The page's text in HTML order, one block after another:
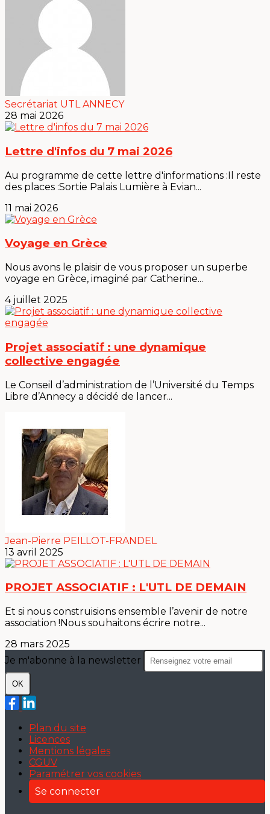
Secrétariat UTL ANNECY
28 mai 2026
Lettre d'infos du 7 mai 2026
Au programme de cette lettre d'informations :Il reste
des places :Sortie Palais Lumière à Evian...
11 mai 2026
Voyage en Grèce
Nous avons le plaisir de vous proposer un superbe
voyage en Grèce, imaginé par Catherine...
4 juillet 2025
Projet associatif : une dynamique
collective engagée
Le Conseil d’administration de l’Université du Temps
Libre d’Annecy a décidé de lancer...
Jean-Pierre PEILLOT-FRANDEL
13 avril 2025
PROJET ASSOCIATIF : L'UTL DE DEMAIN
Et si nous construisions ensemble l’avenir de notre
association !Nous souhaitons écrire notre...
28 mars 2025
Je m'abonne à la newsletter
OK
Plan du site
Licences
Mentions légales
CGUV
Paramétrer vos cookies
Se connecter